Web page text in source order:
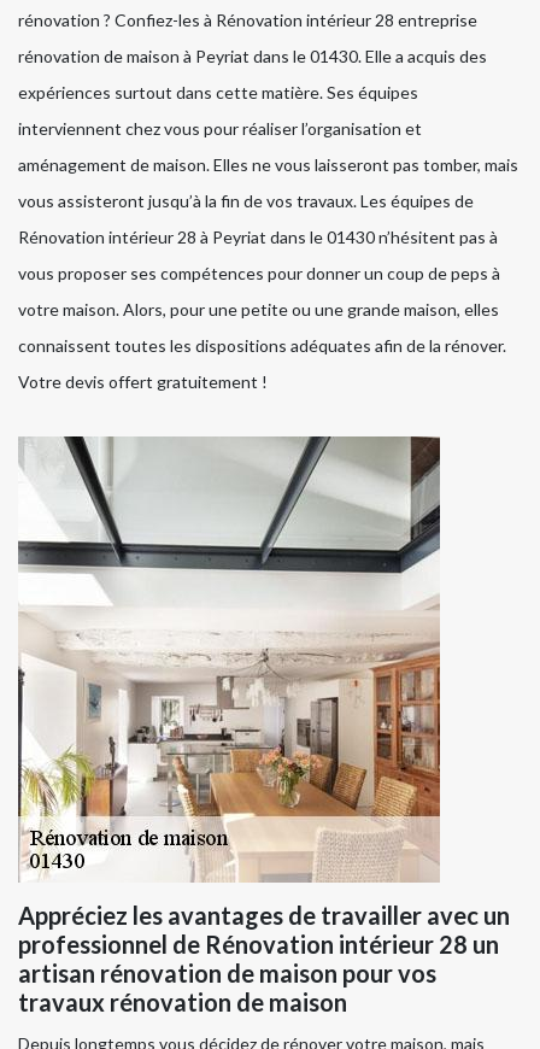
rénovation ? Confiez-les à Rénovation intérieur 28 entreprise
rénovation de maison à Peyriat dans le 01430. Elle a acquis des
expériences surtout dans cette matière. Ses équipes
interviennent chez vous pour réaliser l’organisation et
aménagement de maison. Elles ne vous laisseront pas tomber, mais
vous assisteront jusqu’à la fin de vos travaux. Les équipes de
Rénovation intérieur 28 à Peyriat dans le 01430 n’hésitent pas à
vous proposer ses compétences pour donner un coup de peps à
votre maison. Alors, pour une petite ou une grande maison, elles
connaissent toutes les dispositions adéquates afin de la rénover.
Votre devis offert gratuitement !
Appréciez les avantages de travailler avec un
professionnel de Rénovation intérieur 28 un
artisan rénovation de maison pour vos
travaux rénovation de maison
Depuis longtemps vous décidez de rénover votre maison, mais